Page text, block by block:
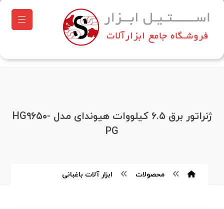
ژنراتور برق ۶.۵ کیلووات هیوندای مدل HG۹۶۵۰-
PG
محصولات ابزار آلات باغبانی